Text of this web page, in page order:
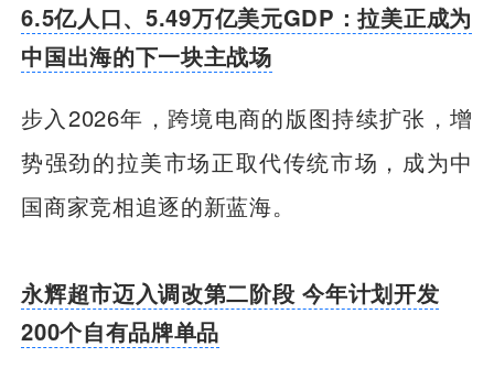
6.5亿人口、5.49万亿美元GDP：拉美正成为
中国出海的下一块主战场
步入2026年，跨境电商的版图持续扩张，增
势强劲的拉美市场正取代传统市场，成为中
国商家竞相追逐的新蓝海。
永辉超市迈入调改第二阶段 今年计划开发
200个自有品牌单品